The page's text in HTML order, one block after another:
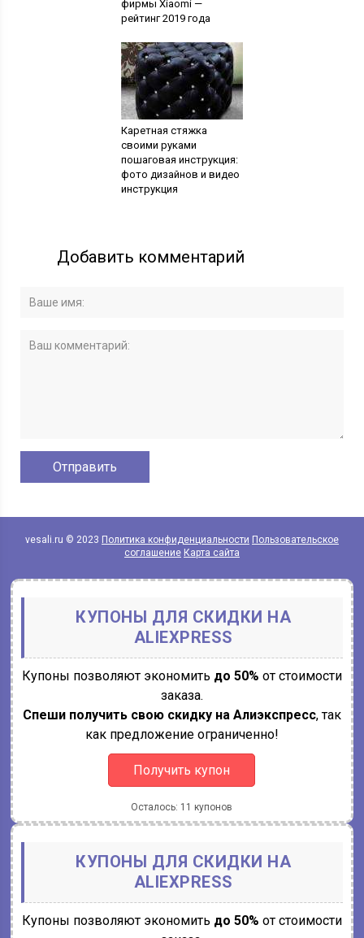
фирмы Xiaomi —
рейтинг 2019 года
Каретная стяжка
своими руками
пошаговая инструкция:
фото дизайнов и видео
инструкция
Добавить комментарий
vesali.ru © 2023 Политика конфиденциальности Пользовательское
соглашение Карта сайта
КУПОНЫ ДЛЯ СКИДКИ НА
ALIEXPRESS
Купоны позволяют экономить до 50% от стоимости
заказа.
Спеши получить свою скидку на Алиэкспресс, так
как предложение ограниченно!
Получить купон
Осталось: 11 купонов
КУПОНЫ ДЛЯ СКИДКИ НА
ALIEXPRESS
Купоны позволяют экономить до 50% от стоимости